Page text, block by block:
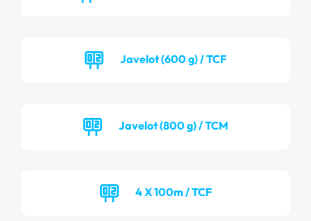
Javelot (600 g) / TCF
Javelot (800 g) / TCM
4 X 100m / TCF